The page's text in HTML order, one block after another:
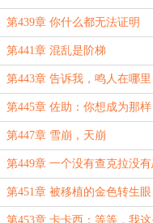
第439章 你什么都无法证明
第441章 混乱是阶梯
第443章 告诉我，鸣人在哪
月票）
第445章 佐助：你想成为那样
的‘神’？
第447章 雪崩，天崩
第449章 一个没有查克拉没
的星球
第451章 被移植的金色转生眼
第453章 卡卡西：等等，我